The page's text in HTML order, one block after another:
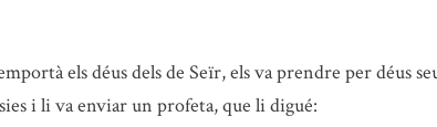
els déus dels de Seïr, els va prendre per déus
i li va enviar un profeta, que li digué: